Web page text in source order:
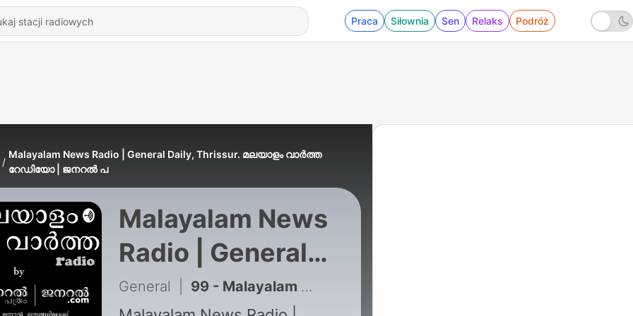
Praca Siłownia Sen Relaks Podróż
Malayalam News Radio | General Daily, Thrissur. മലയാളം വാർത്ത
റേഡിയോ | ജനറൽ പ
Malayalam News
Radio | General
Daily, Thrissur.
General 99 - Malayalam News Radio | General Daily, Thrissur. മലയാളം വാർത്ത റേഡിയോ 10-04-2021 ജനറൽ പത്രം, തൃശ്ശൂർ.